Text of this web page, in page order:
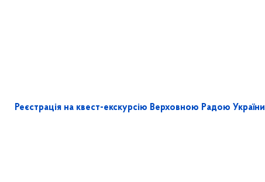
Реєстрація на квест-екскурсію Верховною Радою України